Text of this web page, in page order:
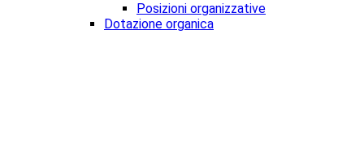
Posizioni organizzative
Dotazione organica